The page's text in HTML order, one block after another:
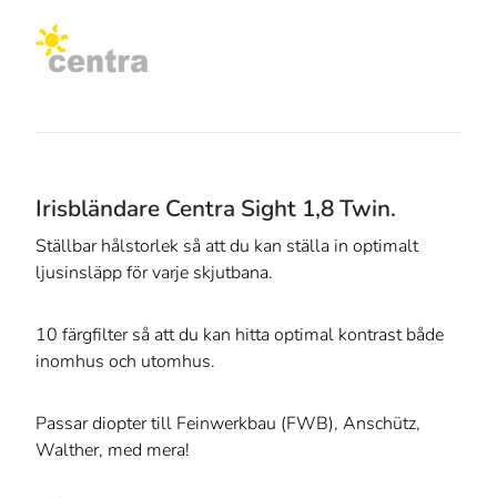
Irisbländare Centra Sight 1,8 Twin.
Ställbar hålstorlek så att du kan ställa in optimalt
ljusinsläpp för varje skjutbana.
10 färgfilter så att du kan hitta optimal kontrast både
inomhus och utomhus.
Passar diopter till Feinwerkbau (FWB), Anschütz,
Walther, med mera!